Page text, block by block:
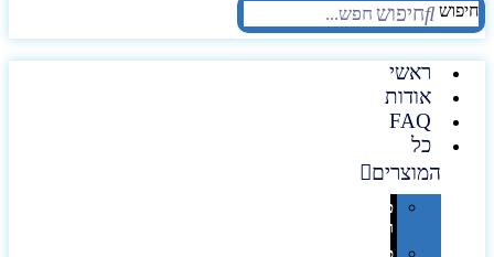
חיפוש
ראשי
אודות
FAQ
כל
המוצרים
טכנולוגיה
וגאדג'טים